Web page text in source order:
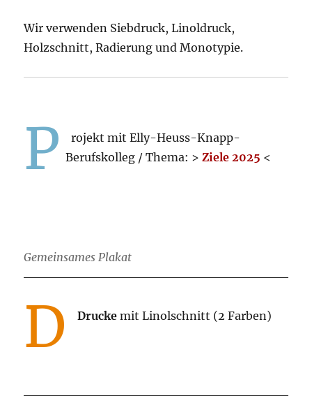
Wir verwenden Siebdruck, Linoldruck,
Holzschnitt, Radierung und Monotypie.
P
rojekt mit Elly-Heuss-Knapp-
Berufskolleg / Thema: > Ziele 2025 <
Gemeinsames Plakat
D Drucke mit Linolschnitt (2 Farben)